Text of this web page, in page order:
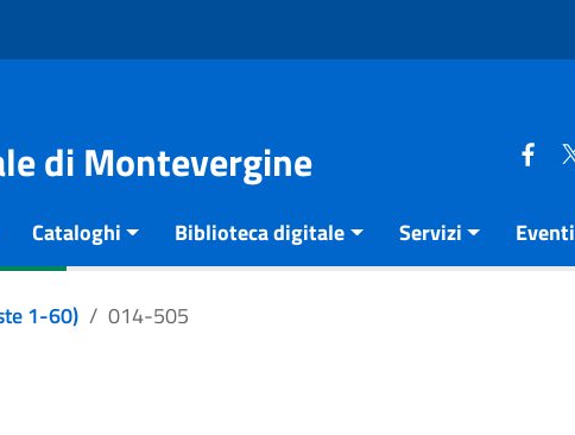
di Montevergine
Cataloghi Biblioteca digitale Servizi Eventi
1-60) 014-505